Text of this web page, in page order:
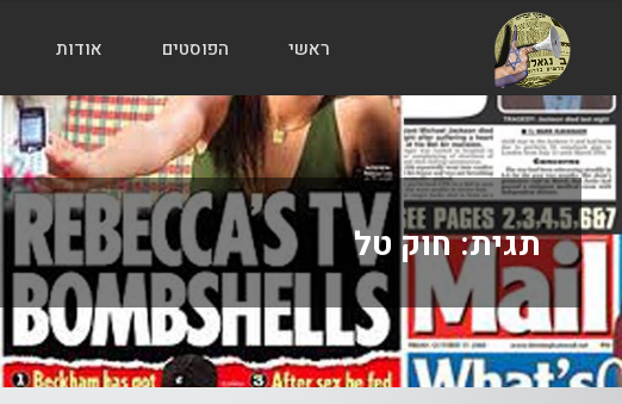
הבלוג
של
אודי
בורג
ראשי הפוסטים אודות
תגית:חוק טל